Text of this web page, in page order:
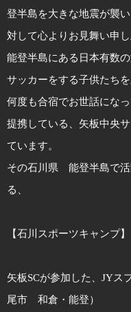
登半島を大きな地震が襲
対して心よりお見舞い申し
能登半島にある日本有数
サッカーをする子供たち
何度も合宿でお世話になっ
提携している、矢板中央
ています。
その石川県 能登半島で活
る、
【石川スポーツキャンプ】
矢板SCが参加した、JY
尾市 和倉・能登）